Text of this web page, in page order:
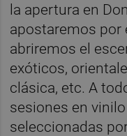
la apertura en
apostaremos por
abriremos el
exóticos,
clásica, etc. A
sesiones en
seleccionadas